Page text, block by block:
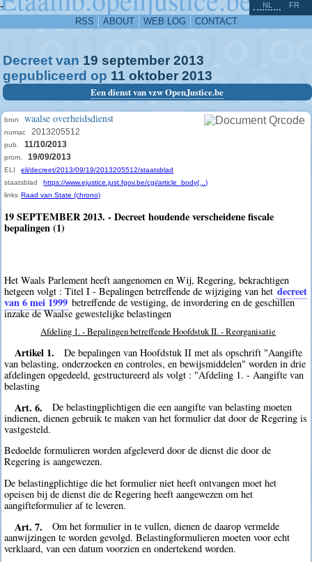
-
RSS ABOUT WEB LOG CONTACT
NL FR
Decreet van 19 september 2013
gepubliceerd op 11 oktober 2013
Een dienst van vzw OpenJustice.be
bron waalse overheidsdienst
numac 2013205512
pub. 11/10/2013
prom. 19/09/2013
ELI
eli/decreet/2013/09/19/2013205512/staatsblad
staatsblad
https://www.ejustice.just.fgov.be/cgi/article_body(...)
links Raad van State (chrono)
19 SEPTEMBER 2013. - Decreet houdende verscheidene fiscale
bepalingen (1)
Het Waals Parlement heeft aangenomen en Wij, Regering, bekrachtigen
hetgeen volgt : Titel I - Bepalingen betreffende de wijziging van het decreet
van 6 mei 1999 betreffende de vestiging, de invordering en de geschillen
inzake de Waalse gewestelijke belastingen
Afdeling 1. - Bepalingen betreffende Hoofdstuk II. - Reorganisatie
Artikel 1.
De bepalingen van Hoofdstuk II met als opschrift "Aangifte
van belasting, onderzoeken en controles, en bewijsmiddelen" worden in drie
afdelingen opgedeeld, gestructureerd als volgt : "Afdeling 1. - Aangifte van
belasting
Art. 6.
De belastingplichtigen die een aangifte van belasting moeten
indienen, dienen gebruik te maken van het formulier dat door de Regering is
vastgesteld.
Bedoelde formulieren worden afgeleverd door de dienst die door de
Regering is aangewezen.
De belastingplichtige die het formulier niet heeft ontvangen moet het
opeisen bij de dienst die de Regering heeft aangewezen om het
aangifteformulier af te leveren.
Art. 7.
Om het formulier in te vullen, dienen de daarop vermelde
aanwijzingen te worden gevolgd. Belastingformulieren moeten voor echt
verklaard, van een datum voorzien en ondertekend worden.
^